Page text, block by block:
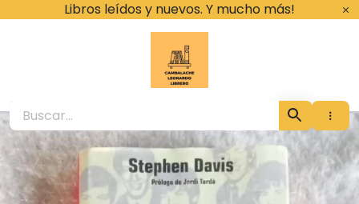
Libros leídos y nuevos. Y mucho más!
Cambalache